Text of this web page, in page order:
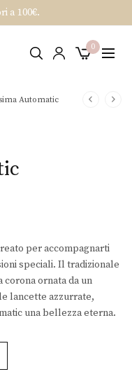
a 100€.
0
Automatic
per accompagnarti
speciali. Il tradizionale
ornata da un
lancette azzurrate,
una bellezza eterna.